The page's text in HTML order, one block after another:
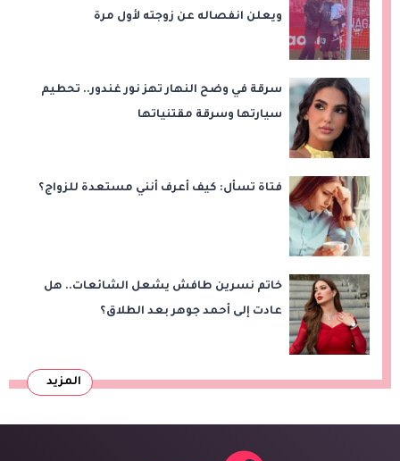
ويعلن انفصاله عن زوجته لأول مرة
سرقة في وضح النهار تهز نور غندور.. تحطيم
سيارتها وسرقة مقتنياتها
فتاة تسأل: كيف أعرف أنني مستعدة للزواج؟
خاتم نسرين طافش يشعل الشائعات.. هل
عادت إلى أحمد جوهر بعد الطلاق؟
المزيد